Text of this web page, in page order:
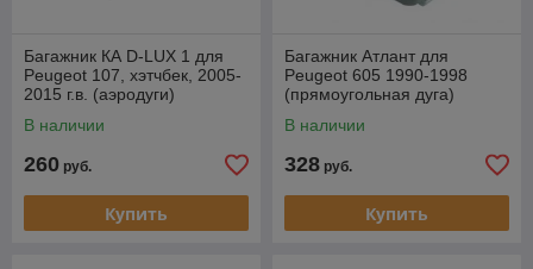
Багажник КА D-LUX 1 для
Peugeot 107, хэтчбек, 2005-
2015 г.в. (аэродуги)
В наличии
260 руб.
Купить
Багажник Атлант для
Peugeot 605 1990-1998
(прямоугольная дуга)
В наличии
328 руб.
Купить